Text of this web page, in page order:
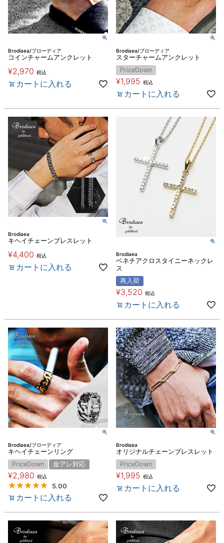
Brodiaea/ブローディア
コインチャームアンクレット
¥2,970 税込
カートに入れる
Brodiaea/ブローディア
スターチャームアンクレット
PriceDown
¥1,995 税込
カートに入れる
Brodiaea
キヘイチェーンブレスレット
¥4,400 税込
カートに入れる
Brodiaea
ベネチアクロスタイニーネックレ
ス
再入荷
¥3,520 税込
カートに入れる
Brodiaea/ブローディア
キヘイチェーンリング
PriceDown
金アレ対応
¥2,980 税込
5.00
カートに入れる
Brodiaea
オリジナルチェーンブレスレット
PriceDown
¥1,995 税込
カートに入れる